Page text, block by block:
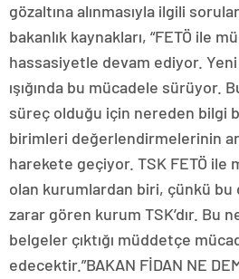
gözaltına alınmasıyla ilgili
bakanlık kaynakları, “FETÖ ile
hassasiyetle devam ediyor.
ışığında bu mücadele sürüyor.
süreç olduğu için nereden bilgi
birimleri değerlendirmelerinin
harekete geçiyor. TSK FETÖ ile
olan kurumlardan biri, çünkü bu
zarar gören kurum TSK’dır. Bu
belgeler çıktığı müddetçe
edecektir.”BAKAN FİDAN NE